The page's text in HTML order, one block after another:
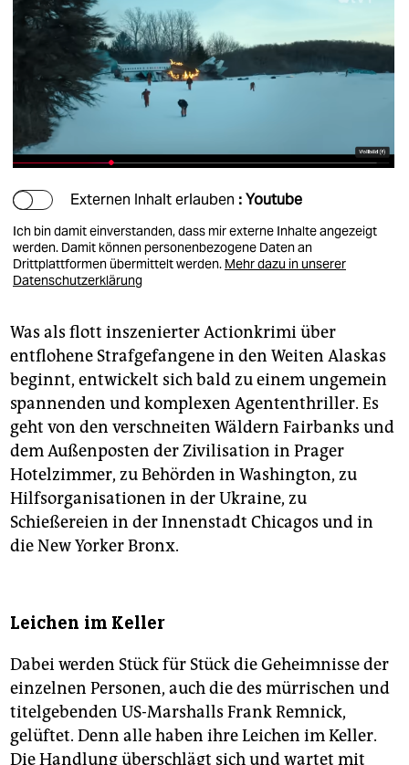
Externen Inhalt erlauben : Youtube
Ich bin damit einverstanden, dass mir externe Inhalte angezeigt
werden. Damit können personenbezogene Daten an
Drittplattformen übermittelt werden. Mehr dazu in unserer
Datenschutzerklärung
Was als flott inszenierter Actionkrimi über
entflohene Strafgefangene in den Weiten Alaskas
beginnt, entwickelt sich bald zu einem ungemein
spannenden und komplexen Agententhriller. Es
geht von den verschneiten Wäldern Fairbanks und
dem Außenposten der Zivilisation in Prager
Hotelzimmer, zu Behörden in Washington, zu
Hilfsorganisationen in der Ukraine, zu
Schießereien in der Innenstadt Chicagos und in
die New Yorker Bronx.
Leichen im Keller
Dabei werden Stück für Stück die Geheimnisse der
einzelnen Personen, auch die des mürrischen und
titelgebenden US-Marshalls Frank Remnick,
gelüftet. Denn alle haben ihre Leichen im Keller.
Die Handlung überschlägt sich und wartet mit